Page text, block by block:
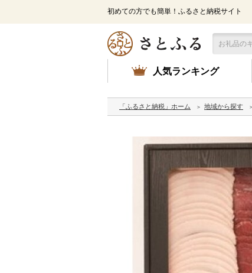
初めての方でも簡単！ふるさと納税サイト
人気ランキング
「ふるさと納税」ホーム 地域から探す